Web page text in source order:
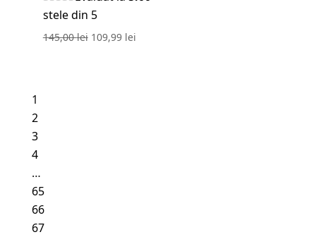
stele din 5
145,00lei Prețul
109,99 leiPrețul
1
2
3
4
…
65
66
67